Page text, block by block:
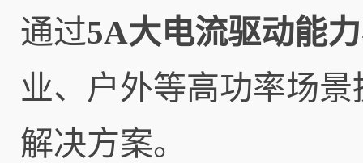
通过5A大电流驱动能力
业、户外等高功率场景
解决方案。